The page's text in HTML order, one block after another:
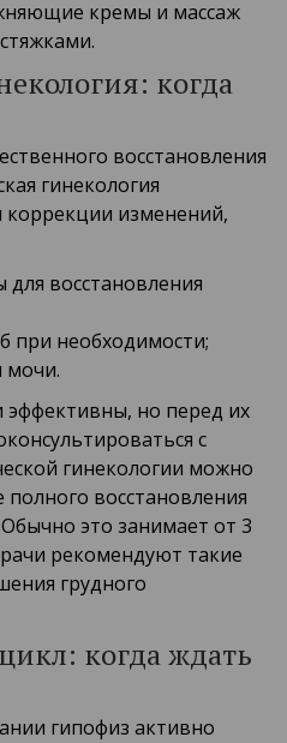
кремы и массаж
когда
восстановления
гинекология
коррекции изменений,
восстановления
при необходимости;
мочи.
но перед их
с
гинекологии можно
восстановления
это занимает от 3
рекомендуют такие
грудного
когда ждать
гипофиз активно